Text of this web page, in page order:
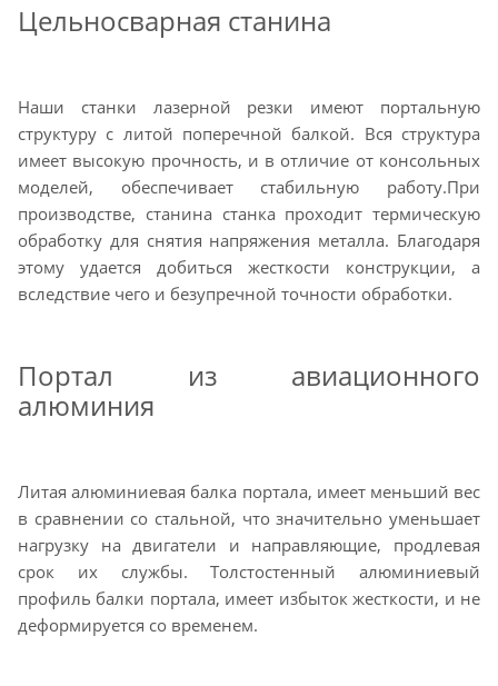
Цельносварная станина
Наши станки лазерной резки имеют портальную
структуру с литой поперечной балкой. Вся структура
имеет высокую прочность, и в отличие от консольных
моделей, обеспечивает стабильную работу.При
производстве, станина станка проходит термическую
обработку для снятия напряжения металла. Благодаря
этому удается добиться жесткости конструкции, а
вследствие чего и безупречной точности обработки.
Портал из авиационного
алюминия
Литая алюминиевая балка портала, имеет меньший вес
в сравнении со стальной, что значительно уменьшает
нагрузку на двигатели и направляющие, продлевая
срок их службы. Толстостенный алюминиевый
профиль балки портала, имеет избыток жесткости, и не
деформируется со временем.